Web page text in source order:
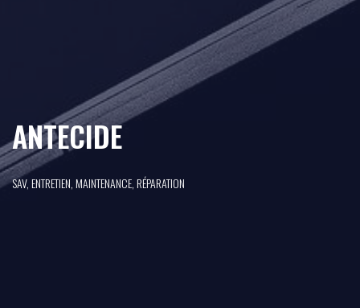
ANTECIDE
SAV, ENTRETIEN, MAINTENANCE, RÉPARATION